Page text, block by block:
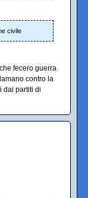
civile
fecero guerra
contro la
dai partiti di